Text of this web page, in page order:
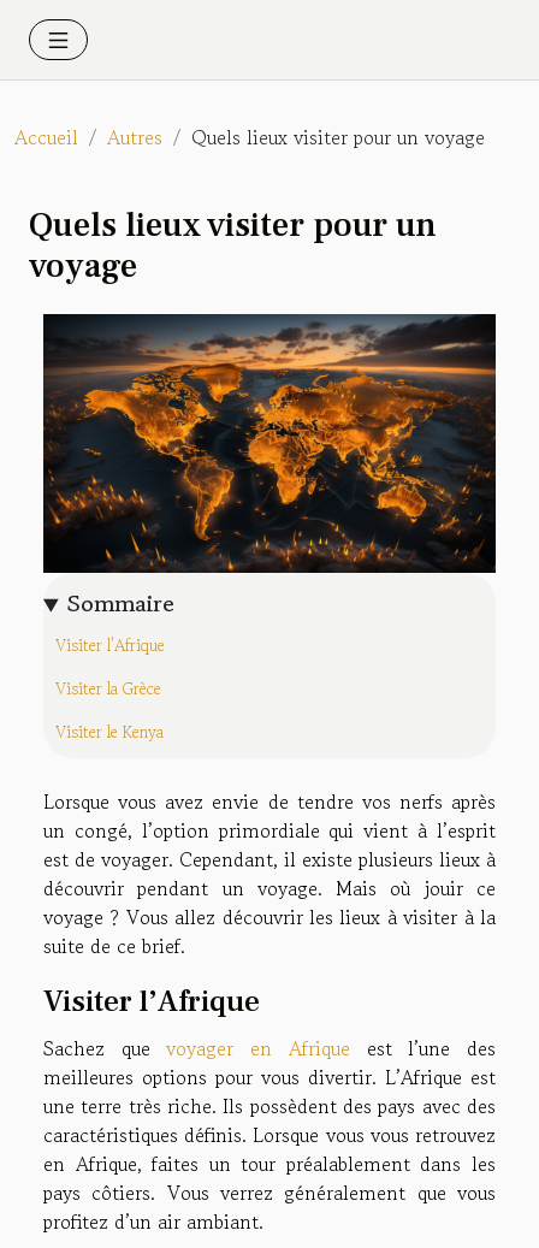
Accueil Autres Quels lieux visiter pour un voyage
Quels lieux visiter pour un
voyage
Sommaire
Visiter l’Afrique
Visiter la Grèce
Visiter le Kenya
Lorsque vous avez envie de tendre vos nerfs après
un congé, l’option primordiale qui vient à l’esprit
est de voyager. Cependant, il existe plusieurs lieux à
découvrir pendant un voyage. Mais où jouir ce
voyage ? Vous allez découvrir les lieux à visiter à la
suite de ce brief.
Visiter l’Afrique
Sachez quevoyager en Afrique est l’une des
meilleures options pour vous divertir. L’Afrique est
une terre très riche. Ils possèdent des pays avec des
caractéristiques définis. Lorsque vous vous retrouvez
en Afrique, faites un tour préalablement dans les
pays côtiers. Vous verrez généralement que vous
profitez d’un air ambiant.